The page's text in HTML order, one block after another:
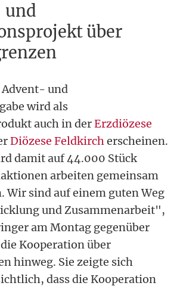
über
und
wird als
auch in derErzdiözese
Diözese Feldkircherscheinen.
damit auf 44.000 Stück
arbeiten gemeinsam
Wir sind auf einem guten Weg
und Zusammenarbeit",
am Montag gegenüber
Kooperation über
hinweg. Sie zeigte sich
dass die Kooperation